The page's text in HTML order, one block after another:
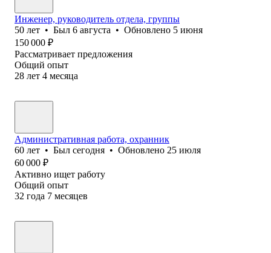
Инженер, руководитель отдела, группы
50 лет • Был 6 августа • Обновлено 5 июня
150 000 ₽
Рассматривает предложения
Общий опыт
28 лет 4 месяца
Административная работа, охранник
60 лет • Был сегодня • Обновлено 25 июля
60 000 ₽
Активно ищет работу
Общий опыт
32 года 7 месяцев